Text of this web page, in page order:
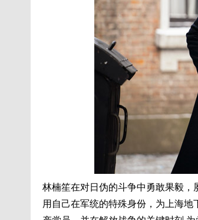
林楠笙在对日伪的斗争中勇敢果毅，
用自己在军统的特殊身份，为上海